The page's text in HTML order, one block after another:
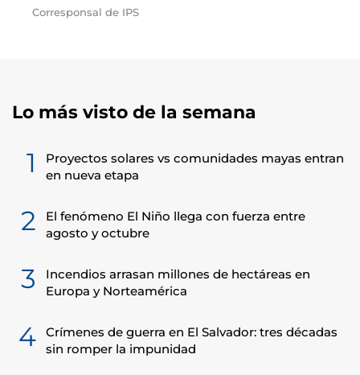
Corresponsal de IPS
Lo más visto de la semana
1
Proyectos solares vs comunidades mayas entran
en nueva etapa
2
El fenómeno El Niño llega con fuerza entre
agosto y octubre
3
Incendios arrasan millones de hectáreas en
Europa y Norteamérica
4
Crímenes de guerra en El Salvador: tres décadas
sin romper la impunidad